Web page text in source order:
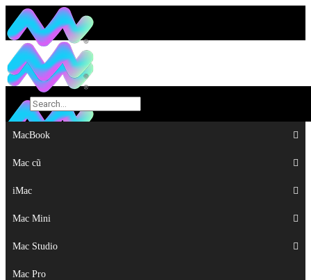
MacBook
Mac cũ
iMac
Mac Mini
Mac Studio
MacBook
Mac cũ
iMac
Mac Mini
Mac Studio
Mac Pro